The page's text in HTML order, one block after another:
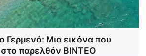
Γερμενό: Μια εικόνα που
παρελθόν ΒΙΝΤΕΟ